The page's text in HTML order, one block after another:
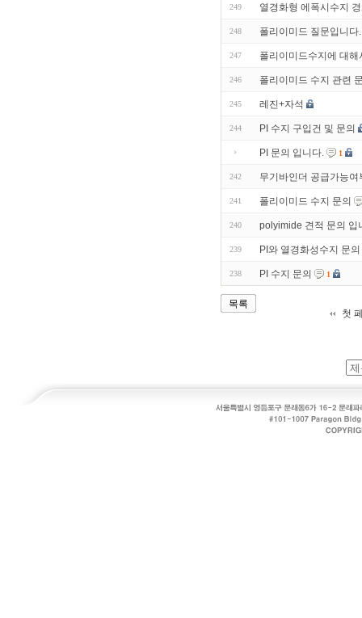
249 열경화형 에폭시수지
248 폴리이미드 질문입니다.
247 폴리이미드수지에 대
246 폴리이미드 수지 관련
245 레진+자석
244 PI 수지 구입건 및 문의
PI 문의 입니다. 1
242 무기바인더 공급가능여
241 폴리이미드 수지 문의
240 polyimide 견적 문의 입
239 PI와 열경화성수지 문
238 PI 수지 문의 1
목록
첫